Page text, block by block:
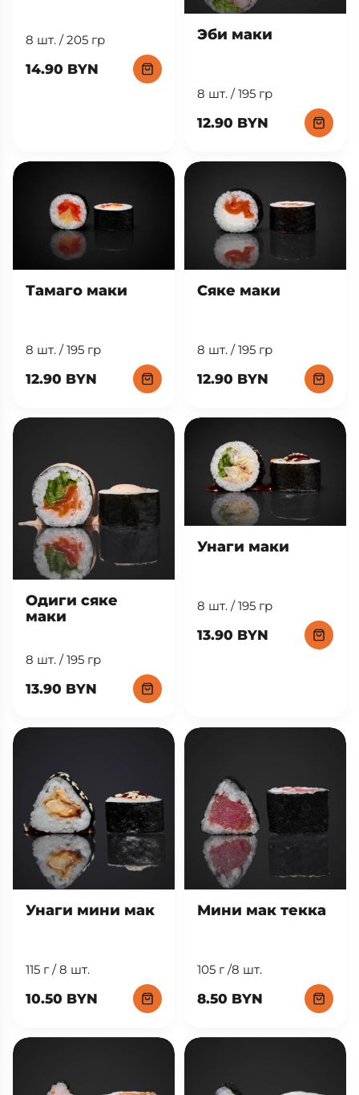
8 шт. / 205 гр
14.90 BYN
Эби маки
8 шт. / 195 гр
12.90 BYN
Тамаго маки
8 шт. / 195 гр
12.90 BYN
Сяке маки
8 шт. / 195 гр
12.90 BYN
Одиги сяке
маки
8 шт. / 195 гр
13.90 BYN
Унаги маки
8 шт. / 195 гр
13.90 BYN
Унаги мини мак
115 г / 8 шт.
10.50 BYN
Мини мак текка
105 г /8 шт.
8.50 BYN